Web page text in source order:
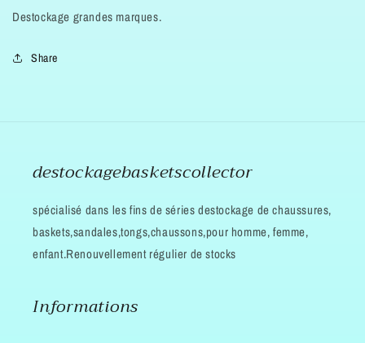
41
41
Destockage grandes marques.
Share
destockagebasketscollector
spécialisé dans les fins de séries destockage de chaussures,
baskets,sandales,tongs,chaussons,pour homme, femme,
enfant.Renouvellement régulier de stocks
Informations